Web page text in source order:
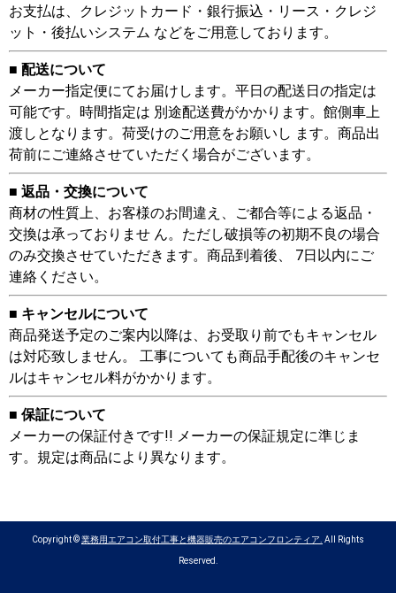
お支払は、クレジットカード・銀行振込・リース・クレジ
ット・後払いシステム などをご用意しております。
■ 配送について
メーカー指定便にてお届けします。平日の配送日の指定は
可能です。時間指定は 別途配送費がかかります。館側車上
渡しとなります。荷受けのご用意をお願いし ます。商品出
荷前にご連絡させていただく場合がございます。
■ 返品・交換について
商材の性質上、お客様のお間違え、ご都合等による返品・
交換は承っておりませ ん。ただし破損等の初期不良の場合
のみ交換させていただきます。商品到着後、 7日以内にご
連絡ください。
■ キャンセルについて
商品発送予定のご案内以降は、お受取り前でもキャンセル
は対応致しません。 工事についても商品手配後のキャンセ
ルはキャンセル料がかかります。
■ 保証について
メーカーの保証付きです!! メーカーの保証規定に準じま
す。規定は商品により異なります。
Copyright ©業務用エアコン取付工事と機器販売のエアコンフロンティア. All Rights
Reserved.